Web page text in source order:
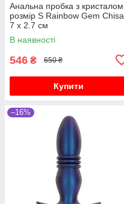
Анальна пробка з кристалом
розмір S Rainbow Gem Chisa
7 х 2.7 см
В наявності
546 ₴ 650 ₴
Купити
–16%